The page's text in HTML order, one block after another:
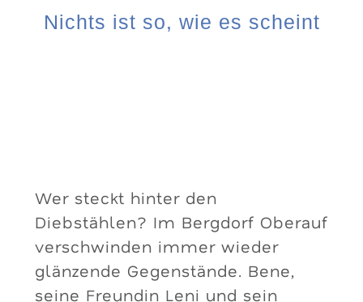
Nichts ist so, wie es scheint
Wer steckt hinter den
Diebstählen? Im Bergdorf Oberauf
verschwinden immer wieder
glänzende Gegenstände. Bene,
seine Freundin Leni und sein